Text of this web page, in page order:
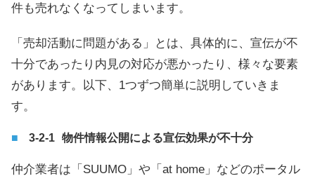
件も売れなくなってしまいます。
「売却活動に問題がある」とは、具体的に、宣伝が不
十分であったり内見の対応が悪かったり、様々な要素
があります。以下、1つずつ簡単に説明していきま
す。
物件情報公開による宣伝効果が不十分
仲介業者は「SUUMO」や「at home」などのポータル